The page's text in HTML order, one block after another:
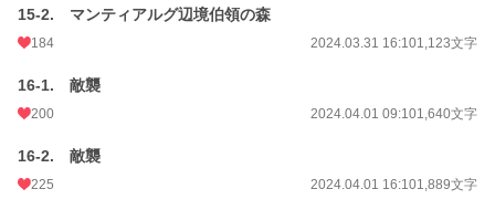
15-2. マンティアルグ辺境伯領の森
184 2024.03.31 16:101,123文字
16-1. 敵襲
200 2024.04.01 09:101,640文字
16-2. 敵襲
225 2024.04.01 16:101,889文字